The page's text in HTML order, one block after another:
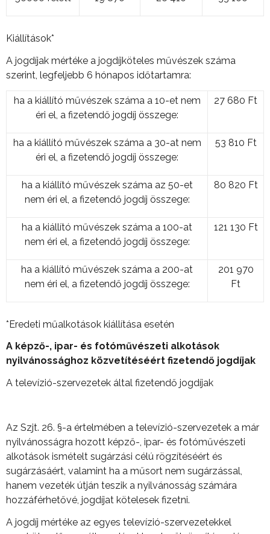
Kiállítások*
A jogdíjak mértéke a jogdíjköteles művészek száma
szerint, legfeljebb 6 hónapos időtartamra:
ha a kiállító művészek száma a 10-et nem
éri el, a fizetendő jogdíj összege:
27 680 Ft
ha a kiállító művészek száma a 30-at nem
éri el, a fizetendő jogdíj összege:
53 810 Ft
ha a kiállító művészek száma az 50-et
nem éri el, a fizetendő jogdíj összege:
80 820 Ft
ha a kiállító művészek száma a 100-at
nem éri el, a fizetendő jogdíj összege:
121 130 Ft
ha a kiállító művészek száma a 200-at
nem éri el, a fizetendő jogdíj összege:
201 970
Ft
*Eredeti műalkotások kiállítása esetén
A képző-, ipar- és fotóművészeti alkotások
nyilvánossághoz közvetítéséért fizetendő jogdíjak
A televízió-szervezetek által fizetendő jogdíjak
Az Szjt. 26. §-a értelmében a televízió-szervezetek a már
nyilvánosságra hozott képző-, ipar- és fotóművészeti
alkotások ismételt sugárzási célú rögzítéséért és
sugárzásáért, valamint ha a műsort nem sugárzással,
hanem vezeték útján teszik a nyilvánosság számára
hozzáférhetővé, jogdíjat kötelesek fizetni.
A jogdíj mértéke az egyes televízió-szervezetekkel